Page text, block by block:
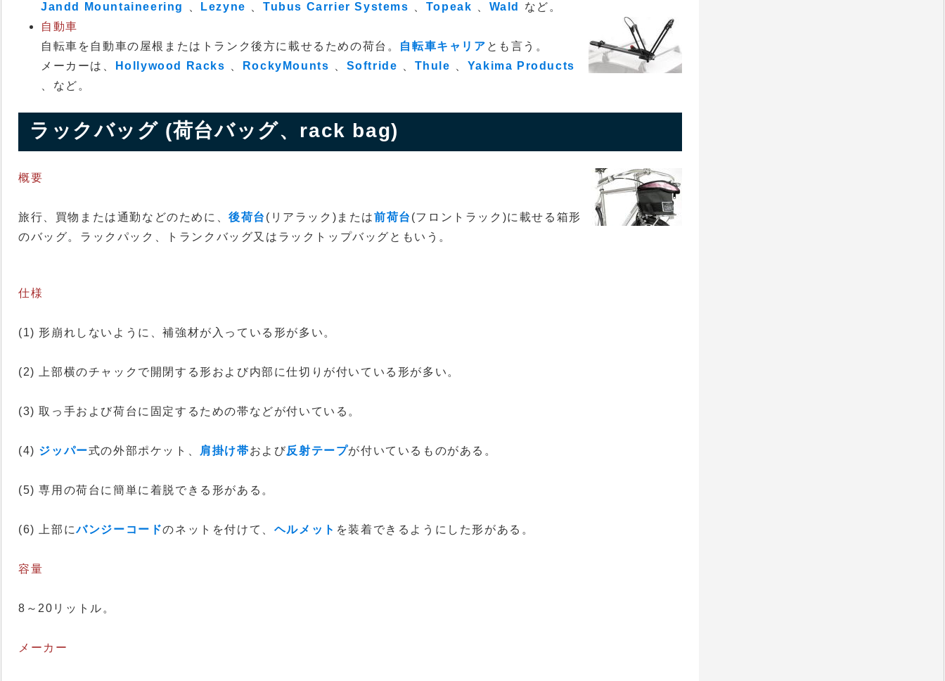
Jandd Mountaineering
Lezyne 、Tubus Carrier Systems Topeak Wald
など。
自動車
自転車を自動車の屋根またはトランク後方に載せるための荷台。 自転車キャリア とも言う。
メーカーは、
Hollywood Racks RockyMounts Softride Thule
Yakima Products
など。
ラックバッグ (荷台バッグ、rack bag)
概要
旅行、買物または通勤などのために、後荷台 (リアラック)または前荷台 (フロントラック)に載せる箱形
のバッグ。ラックパック、トランクバッグ又はラックトップバッグともいう。
仕様
(1) 形崩れしないように、補強材が入っている形が多い。
(2) 上部横のチャックで開閉する形および内部に仕切りが付いている形が多い。
(3) 取っ手および荷台に固定するための帯などが付いている。
(4) ジッパー式の外部ポケット、 肩掛け帯および反射テープが付いているものがある。
(5) 専用の荷台に簡単に着脱できる形がある。
(6) 上部にバンジーコードのネットを付けて、 ヘルメット を装着できるようにした形がある。
容量
8～20リットル。
メーカー